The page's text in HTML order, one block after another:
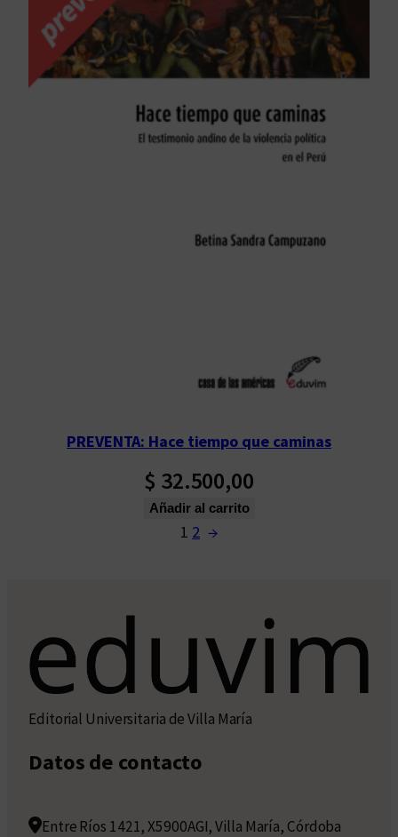
PREVENTA: Hace tiempo que caminas
$ 32.500,00
Añadir al carrito
1 2 →
Editorial Universitaria de Villa María
Datos de contacto
Entre Ríos 1421, X5900AGI, Villa María, Córdoba